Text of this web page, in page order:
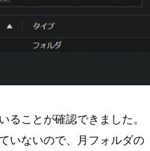
ことが確認できました。
いないので、月フォルダの